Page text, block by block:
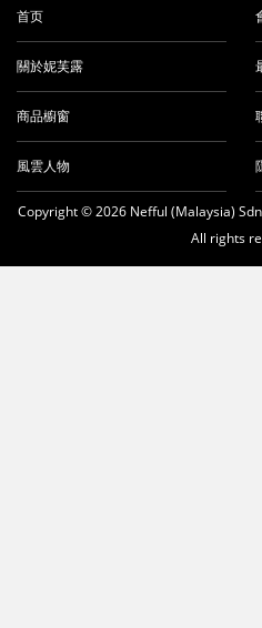
首页
關於妮芙露
商品櫥窗
風雲人物
Copyright © 2026 Nefful (Malaysia)
All rights